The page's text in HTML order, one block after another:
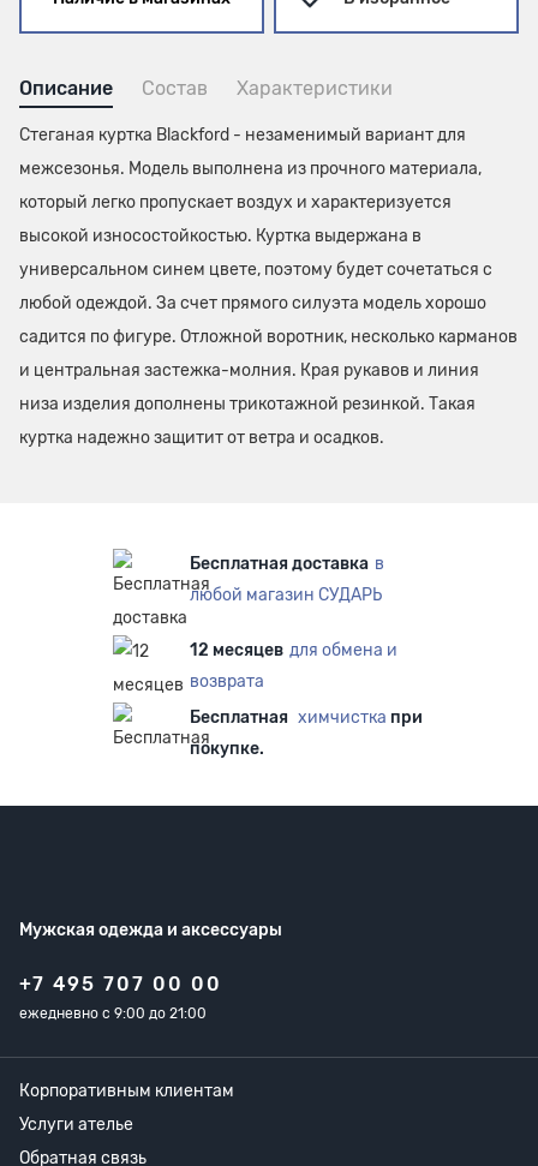
Описание Состав Характеристики
Стеганая куртка Blackford - незаменимый вариант для
межсезонья. Модель выполнена из прочного материала,
который легко пропускает воздух и характеризуется
высокой износостойкостью. Куртка выдержана в
универсальном синем цвете, поэтому будет сочетаться с
любой одеждой. За счет прямого силуэта модель хорошо
садится по фигуре. Отложной воротник, несколько карманов
и центральная застежка-молния. Края рукавов и линия
низа изделия дополнены трикотажной резинкой. Такая
куртка надежно защитит от ветра и осадков.
Бесплатная доставка в
любой магазин СУДАРЬ
12 месяцев для обмена и
возврата
Бесплатная химчистка при
покупке.
Мужская одежда и аксессуары
+7 495 707 00 00
ежедневно с 9:00 до 21:00
Корпоративным клиентам
Услуги ателье
Обратная связь